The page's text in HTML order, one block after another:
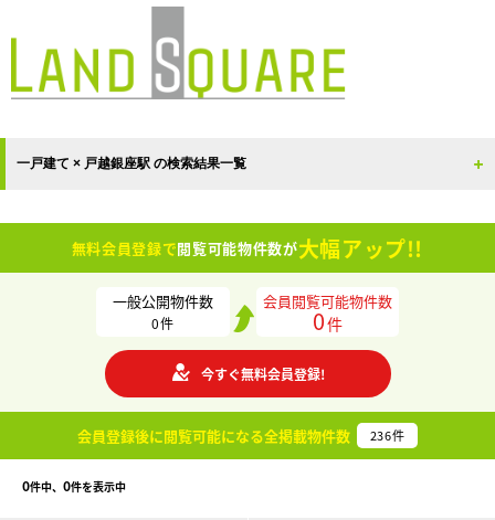
一戸建て × 戸越銀座駅 の検索結果一覧
無料会員登録で閲覧可能物件数が大幅アップ!!
一般公開物件数
0件
会員閲覧可能物件数
0件
今すぐ無料会員登録!
会員登録後に閲覧可能になる全掲載物件数 236件
0件中、 0件を表示中